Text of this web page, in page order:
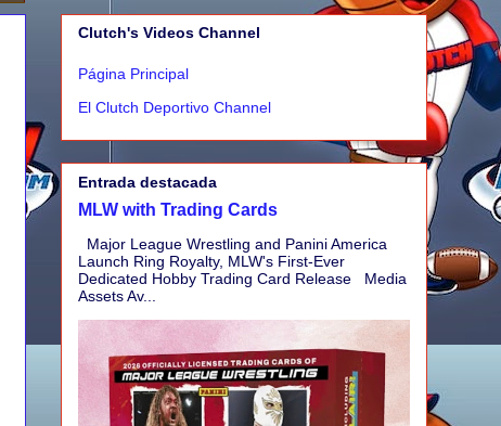
Clutch's Videos Channel
Página Principal
El Clutch Deportivo Channel
Entrada destacada
MLW with Trading Cards
Major League Wrestling and Panini America
Launch Ring Royalty, MLW's First-Ever
Dedicated Hobby Trading Card Release Media
Assets Av...